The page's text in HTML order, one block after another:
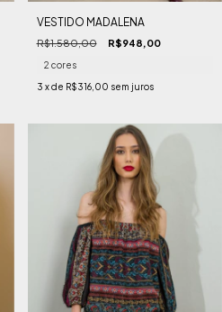
VESTIDO MADALENA
R$1.580,00 R$948,00
2 cores
3 x de R$316,00 sem juros